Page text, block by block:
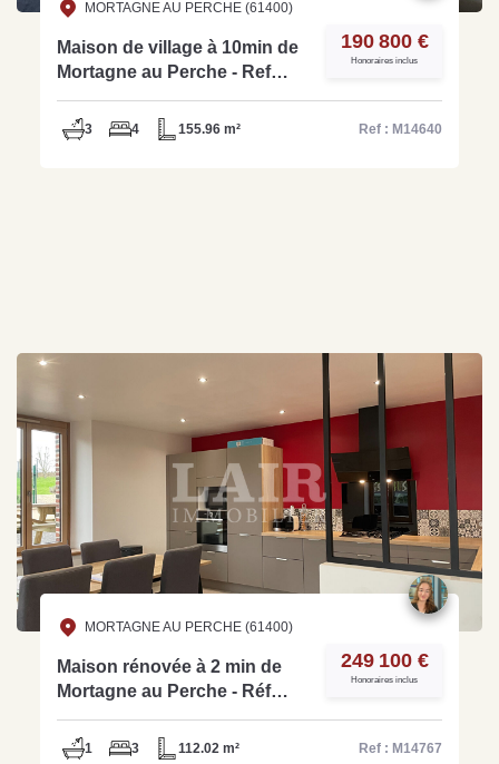
MORTAGNE AU PERCHE (61400)
Maison de village à 10min de
Mortagne au Perche - Ref
M14640
190 800 €
Honoraires inclus
3 4 155.96 m² Ref : M14640
MORTAGNE AU PERCHE (61400)
Maison rénovée à 2 min de
Mortagne au Perche - Réf
M14767
249 100 €
Honoraires inclus
1 3 112.02 m² Ref : M14767